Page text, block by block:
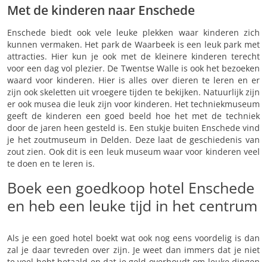
Met de kinderen naar Enschede
Enschede biedt ook vele leuke plekken waar kinderen zich
kunnen vermaken. Het park de Waarbeek is een leuk park met
attracties. Hier kun je ook met de kleinere kinderen terecht
voor een dag vol plezier. De Twentse Walle is ook het bezoeken
waard voor kinderen. Hier is alles over dieren te leren en er
zijn ook skeletten uit vroegere tijden te bekijken. Natuurlijk zijn
er ook musea die leuk zijn voor kinderen. Het techniekmuseum
geeft de kinderen een goed beeld hoe het met de techniek
door de jaren heen gesteld is. Een stukje buiten Enschede vind
je het zoutmuseum in Delden. Deze laat de geschiedenis van
zout zien. Ook dit is een leuk museum waar voor kinderen veel
te doen en te leren is.
Boek een goedkoop hotel Enschede
en heb een leuke tijd in het centrum
Als je een goed hotel boekt wat ook nog eens voordelig is dan
zal je daar tevreden over zijn. Je weet dan immers dat je niet